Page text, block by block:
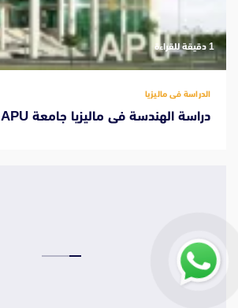
‫1 دقيقة للقراءة
الدراسة فى ماليزيا
دراسة الهندسة فى ماليزيا جامعة APU